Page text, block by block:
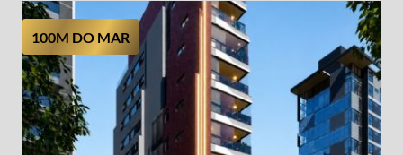
100M DO MAR